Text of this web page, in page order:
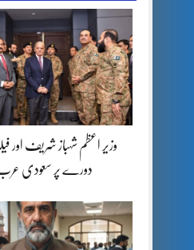
وزیر اعظم شہباز شریف اور
دورے پر سعودی عرب